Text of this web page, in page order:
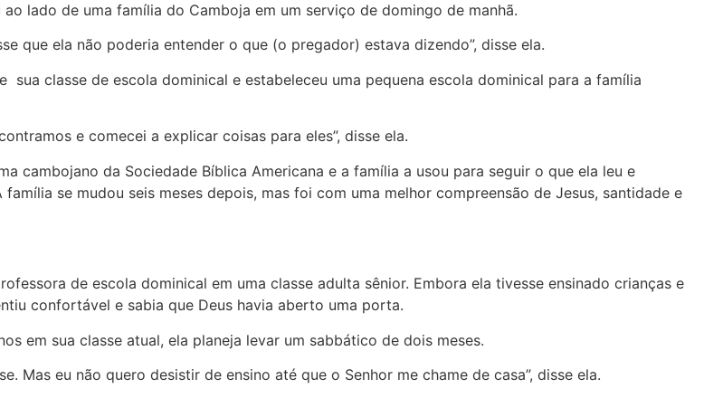
lado de uma família do Camboja em um serviço de domingo de manhã.
que ela não poderia entender o que (o pregador) estava dizendo”, disse ela.
sua classe de escola dominical e estabeleceu uma pequena escola dominical para a família
e comecei a explicar coisas para eles”, disse ela.
cambojano da Sociedade Bíblica Americana e a família a usou para seguir o que ela leu e
se mudou seis meses depois, mas foi com uma melhor compreensão de Jesus, santidade e
de escola dominical em uma classe adulta sênior. Embora ela tivesse ensinado crianças e
confortável e sabia que Deus havia aberto uma porta.
em sua classe atual, ela planeja levar um sabbático de dois meses.
Mas eu não quero desistir de ensino até que o Senhor me chame de casa”, disse ela.